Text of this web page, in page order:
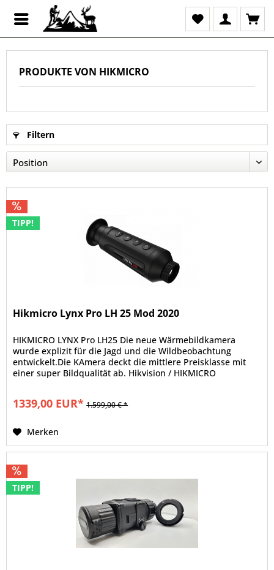
PRODUKTE VON HIKMICRO
Filtern
TIPP!
Hikmicro Lynx Pro LH 25 Mod 2020
HIKMICRO LYNX Pro LH25 Die neue Wärmebildkamera
wurde explizit für die Jagd und die Wildbeobachtung
entwickelt.Die KAmera deckt die mittlere Preisklasse mit
einer super Bildqualität ab. Hikvision / HIKMICRO
1339,00 EUR* 1.599,00 € *
Merken
TIPP!